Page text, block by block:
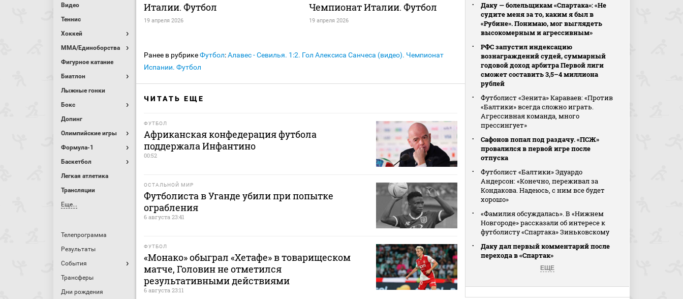
Видео
Теннис
Хоккей
MMA/Единоборства
Фигурное катание
Биатлон
Лыжные гонки
Бокс
Допинг
Олимпийские игры
Формула-1
Баскетбол
Легкая атлетика
Трансляции
Еще...
Телепрограмма
Результаты
События
Трансферы
Дни рождения
Италии. Футбол
19 апреля 2026
Чемпионат Италии. Футбол
19 апреля 2026
Ранее в рубрикеФутбол:Алавес - Севилья. 1:2. Гол Алексиса Санчеса (видео). Чемпионат
Испании. Футбол
ЧИТАТЬ ЕЩЕ
ФУТБОЛ
Африканская конфедерация футбола
поддержала Инфантино
00:52
ОСТАЛЬНОЙ МИР
Футболиста в Уганде убили при попытке
ограбления
6 августа 23:41
ФУТБОЛ
«Монако» обыграл «Хетафе» в товарищеском
матче, Головин не отметился
результативными действиями
6 августа 23:11
Даку — болельщикам «Спартака»: «Не
судите меня за то, каким я был в
«Рубине». Понимаю, мог выглядеть
высокомерным и агрессивным»
РФС запустил индексацию
вознаграждений судей, суммарный
годовой доход арбитра Первой лиги
сможет составить 3,5–4 миллиона
рублей
Футболист «Зенита» Караваев: «Против
«Балтики» всегда сложно играть.
Агрессивная команда, много
прессингует»
Сафонов попал под раздачу. «ПСЖ»
провалился в первой игре после
отпуска
Футболист «Балтики» Эдуардо
Андерсон: «Конечно, переживал за
Кондакова. Надеюсь, с ним все будет
хорошо»
«Фамилия обсуждалась». В «Нижнем
Новгороде» рассказали об интересе к
футболисту «Спартака» Зиньковскому
Даку дал первый комментарий после
перехода в «Спартак»
ЕЩЕ